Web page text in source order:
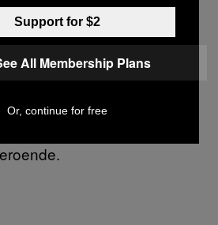
var som att någon tänt
grotta. Günther
ur lägenheten och började
om att han inte vill ha
Men Bedda kom
om hur Gud befriat
Support for $2
All Membership Plans
Or, continue for free